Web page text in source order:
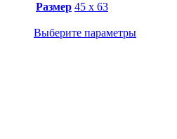
Размер 45 х 63
Выберите параметры